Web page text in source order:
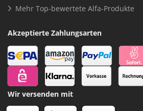
Mehr Top-bewertete Alfa-Produkte
Akzeptierte Zahlungsarten
Wir versenden mit